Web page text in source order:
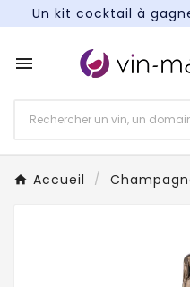
Un kit cocktail à
Un kit cocktail à

Accueil